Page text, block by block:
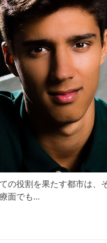
の役割を果たす都市は、
面でも…